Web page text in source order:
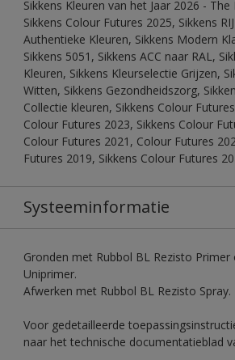
Sikkens Kleuren van het Jaar 2026 -
Sikkens Colour Futures 2025, Sikkens
Authentieke Kleuren, Sikkens Modern
Sikkens 5051, Sikkens ACC naar RAL,
Kleuren, Sikkens Kleurselectie Grijzen,
Witten, Sikkens Gezondheidszorg,
Collectie kleuren, Sikkens Colour
Colour Futures 2023, Sikkens Colour
Colour Futures 2021, Colour Futures
Futures 2019, Sikkens Colour Futures
Systeeminformatie
Gronden met Rubbol BL Rezisto Primer
Uniprimer.
Afwerken met Rubbol BL Rezisto Spray.
Voor gedetailleerde
naar het technische documentatieblad